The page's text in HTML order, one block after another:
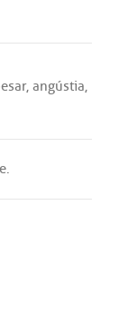
, angústia,
.